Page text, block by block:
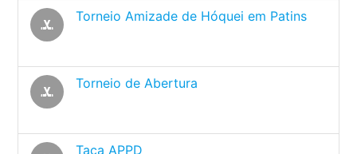
sports_hockey
Torneio Amizade de Hóquei em Patins
sports_hockey
Torneio de Abertura
Taça APPD